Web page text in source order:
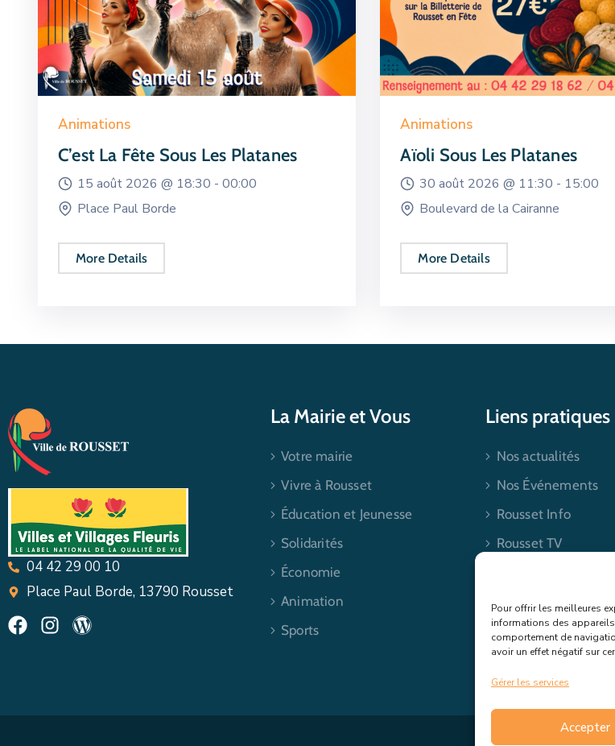
Pour offrir les meilleures
informations des
comportement de
avoir un effet négatif sur
Gérer les services
Accepter
Animations
C’est La Fête Sous Les Platanes
15 août 2026 @ 18:30 - 00:00
Place Paul Borde
More Details
Animations
Aïoli Sous Les Platanes
30 août 2026 @ 11:30 - 15:00
Boulevard de la Cairanne
More Details
04 42 29 00 10
Place Paul Borde, 13790 Rousset
La Mairie et Vous
Votre mairie
Vivre à Rousset
Éducation et Jeunesse
Solidarités
Économie
Animation
Sports
Liens pratiques
Nos actualités
Nos Événements
Rousset Info
Rousset TV